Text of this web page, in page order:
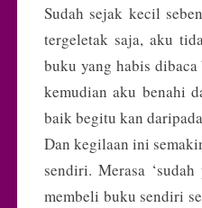
Sudah sejak kecil
tergeletak saja, aku
buku yang habis
kemudian aku benahi
baik begitu kan
Dan kegilaan ini
sendiri. Merasa
membeli buku sendiri